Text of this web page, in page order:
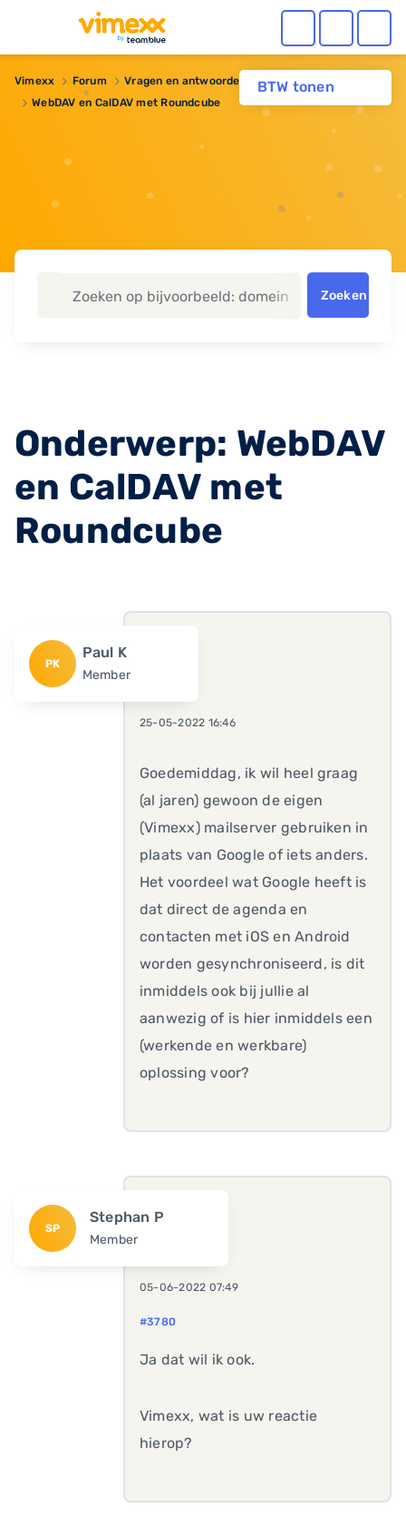
BTW tonen
Vimexx Forum
Vragen en antwoorden
WebDAV en CalDAV met Roundcube
Zoeken
Onderwerp: WebDAV
en CalDAV met
Roundcube
PK
Paul K
Member
25-05-2022 16:46
Goedemiddag, ik wil heel graag
(al jaren) gewoon de eigen
(Vimexx) mailserver gebruiken in
plaats van Google of iets anders.
Het voordeel wat Google heeft is
dat direct de agenda en
contacten met iOS en Android
worden gesynchroniseerd, is dit
inmiddels ook bij jullie al
aanwezig of is hier inmiddels een
(werkende en werkbare)
oplossing voor?
SP
Stephan P
Member
05-06-2022 07:49
#3780
Ja dat wil ik ook.
Vimexx, wat is uw reactie
hierop?